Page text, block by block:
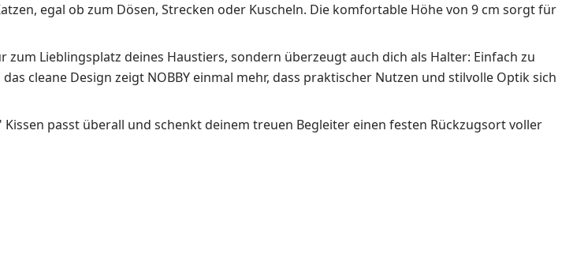
egal ob zum Dösen, Strecken oder Kuscheln. Die komfortable Höhe von 9 cm sorgt für
Lieblingsplatz deines Haustiers, sondern überzeugt auch dich als Halter: Einfach zu
cleane Design zeigt NOBBY einmal mehr, dass praktischer Nutzen und stilvolle Optik sich
passt überall und schenkt deinem treuen Begleiter einen festen Rückzugsort voller